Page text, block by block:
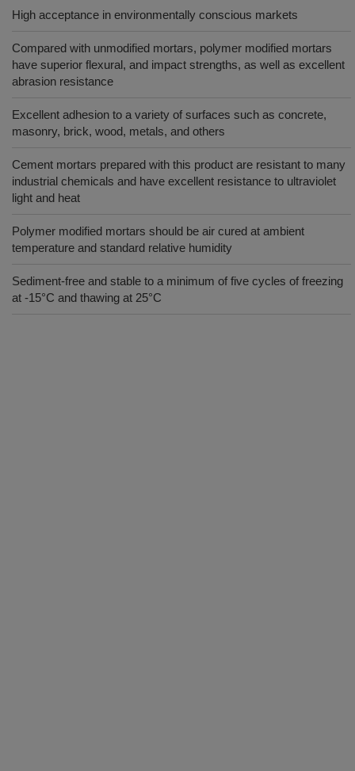
High acceptance in environmentally conscious markets
Compared with unmodified mortars, polymer modified mortars
have superior flexural, and impact strengths, as well as excellent
abrasion resistance
Excellent adhesion to a variety of surfaces such as concrete,
masonry, brick, wood, metals, and others
Cement mortars prepared with this product are resistant to many
industrial chemicals and have excellent resistance to ultraviolet
light and heat
Polymer modified mortars should be air cured at ambient
temperature and standard relative humidity
Sediment-free and stable to a minimum of five cycles of freezing
at -15°C and thawing at 25°C